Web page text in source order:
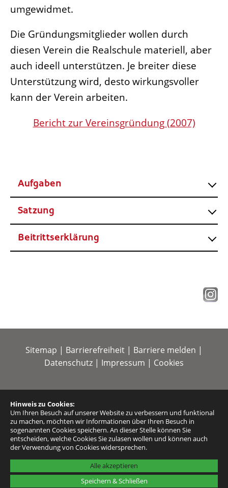
Alle akzeptieren
Speichern & Schließen
Hinweis zu Cookies:
Um Ihren Besuch auf unserer Website zu verbessern und funktional
zu machen, möchten wir Informationen über Ihren Besuch in
sogenannten Cookies speichern. An dieser Stelle können Sie
entscheiden, welche Cookies Sie zulasen wollen und können auch
der Verwendung von Cookies widersprechen.
umgewidmet.
Die Gründungsmitglieder wollen durch
diesen Verein die Realschule materiell, aber
auch ideell unterstützen. Je breiter diese
Unterstützung wird, desto wirkungsvoller
kann der Verein arbeiten.
Bericht zur Vereinsgründung (2007)
Aufgaben
Satzung
Beitrittserklärung
Sitemap | Barrierefreiheit | Barriere melden |
Datenschutz | Impressum | Cookies